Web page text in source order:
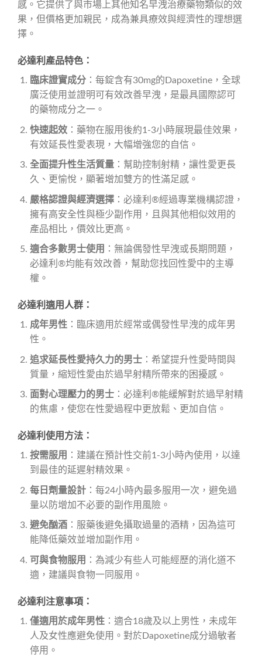
感。它提供了與市場上其他知名早洩治療藥物類似的效
果，但價格更加親民，成為兼具療效與經濟性的理想選
擇。
必達利產品特色：
臨床證實成分：每錠含有30mg的Dapoxetine，全球
廣泛使用並證明可有效改善早洩，是最具國際認可
的藥物成分之一。
快速起效：藥物在服用後約1-3小時展現最佳效果，
有效延長性愛表現，大幅增強您的自信。
全面提升性生活質量：幫助控制射精，讓性愛更長
久、更愉悅，顯著增加雙方的性滿足感。
嚴格認證與經濟選擇：必達利®經過專業機構認證，
擁有高安全性與極少副作用，且與其他相似效用的
產品相比，價效比更高。
適合多數男士使用
：無論偶發性早洩或長期問題，
必達利®均能有效改善，幫助您找回性愛中的主導
權。
必達利適用人群：
成年男性：臨床適用於經常或偶發性早洩的成年男
性。
追求延長性愛持久力的男士：希望提升性愛時間與
質量，縮短性愛由於過早射精所帶來的困擾感。
面對心理壓力的男士：必達利®能緩解對於過早射精
的焦慮，使您在性愛過程中更放鬆、更加自信。
必達利使用方法：
按需服用
：建議在預計性交前1-3小時內使用，以達
到最佳的延遲射精效果。
每日劑量設計：每24小時內最多服用一次，避免過
量以防增加不必要的副作用風險。
避免酗酒：服藥後避免攝取過量的酒精，因為這可
能降低藥效並增加副作用。
可與食物服用
：為減少有些人可能經歷的消化道不
適，建議與食物一同服用。
必達利注意事項：
僅適用於成年男性：適合18歲及以上男性，未成年
人及女性應避免使用。對於Dapoxetine成分過敏者
停用。